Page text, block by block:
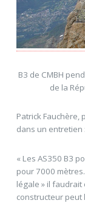
B3 de CMBH
de la
Patrick Fauchère,
dans un entretien :
« Les AS350 B3
pour 7000
légale » il
constructeur peut